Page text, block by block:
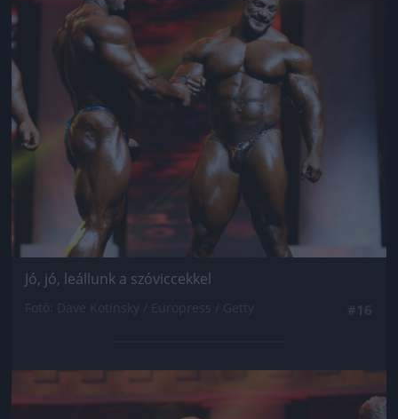
Jó, jó, leállunk a szóviccekkel
Jön még kép!